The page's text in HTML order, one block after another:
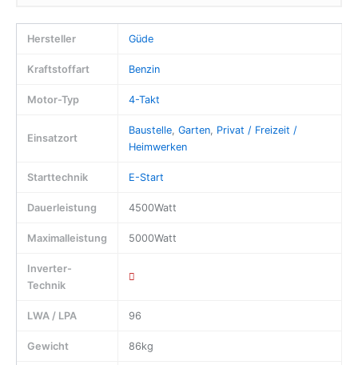
Hersteller Güde
Kraftstoffart Benzin
Motor-Typ 4-Takt
Einsatzort
Baustelle, Garten, Privat / Freizeit /
Heimwerken
Starttechnik E-Start
Dauerleistung 4500Watt
Maximalleistung 5000Watt
Inverter-
Technik
LWA / LPA 96
Gewicht 86kg